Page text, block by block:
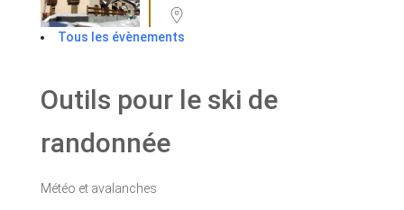
Tous les évènements
Outils pour le ski de
randonnée
Météo et avalanches